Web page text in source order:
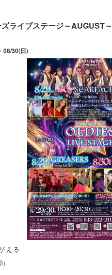
ライブステージ～AUGUST～
08/30(日)
える
)